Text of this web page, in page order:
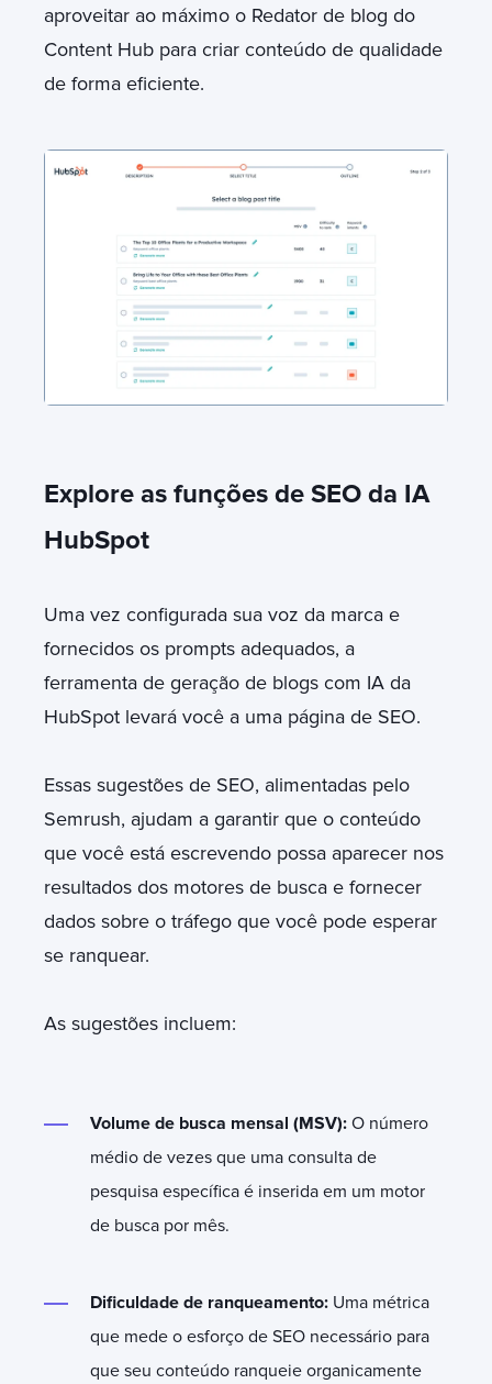
aproveitar ao máximo o Redator de blog do
Content Hub para criar conteúdo de qualidade
de forma eficiente.
Explore as funções de SEO da IA
HubSpot
Uma vez configurada sua voz da marca e
fornecidos os prompts adequados, a
ferramenta de geração de blogs com IA da
HubSpot levará você a uma página de SEO.
Essas sugestões de SEO, alimentadas pelo
Semrush, ajudam a garantir que o conteúdo
que você está escrevendo possa aparecer nos
resultados dos motores de busca e fornecer
dados sobre o tráfego que você pode esperar
se ranquear.
As sugestões incluem:
Volume de busca mensal (MSV): O número
médio de vezes que uma consulta de
pesquisa específica é inserida em um motor
de busca por mês.
Dificuldade de ranqueamento: Uma métrica
que mede o esforço de SEO necessário para
que seu conteúdo ranqueie organicamente